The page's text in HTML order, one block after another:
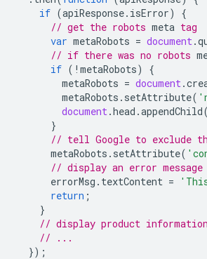
if (apiResponse. isError)
{
// get the robots meta tag
var metaRobots = document.
// if there was no robots
if ( ! metaRobots)
{
metaRobots = document.
metaRobots . setAttribute(
document.head .appendChild(
}
// tell Google to exclude
metaRobots . setAttribute(
// display an error
errorMsg . textContent =
return ;
}
// display product information
// ...
});